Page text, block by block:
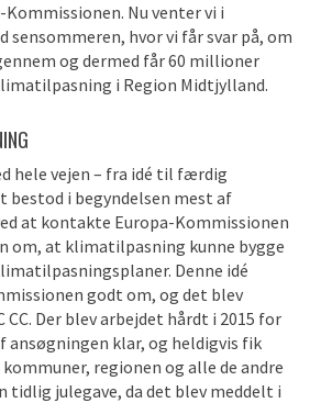
Nu venter vi i
hvor vi får svar på, om
og dermed får 60 millioner
i Region Midtjylland.
hele vejen – fra idé til færdig
bestod i begyndelsen mest af
at kontakte Europa-Kommissionen
om, at klimatilpasning kunne bygge
Denne idé
godt om, og det blev
CC. Der blev arbejdet hårdt i 2015 for
ansøgningen klar, og heldigvis fik
kommuner, regionen og alle de andre
tidlig julegave, da det blev meddelt i